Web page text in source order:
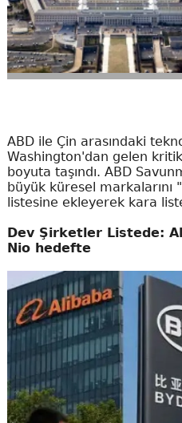
ABD ile Çin arasındaki
Washington'dan gelen
boyuta taşındı. ABD
büyük küresel markalarını
listesine ekleyerek kara
Dev Şirketler Listede:
Nio hedefte